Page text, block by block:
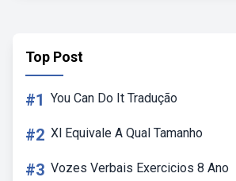
Top Post
#1 You Can Do It Tradução
#2 Xl Equivale A Qual Tamanho
#3 Vozes Verbais Exercicios 8 Ano